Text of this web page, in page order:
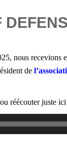
nous recevions
de
réécouter juste